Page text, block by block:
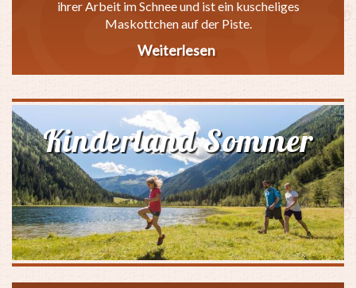
ihrer Arbeit im Schnee und ist ein kuscheliges
Maskottchen auf der Piste.
Weiterlesenüber
Kinderland Sommer